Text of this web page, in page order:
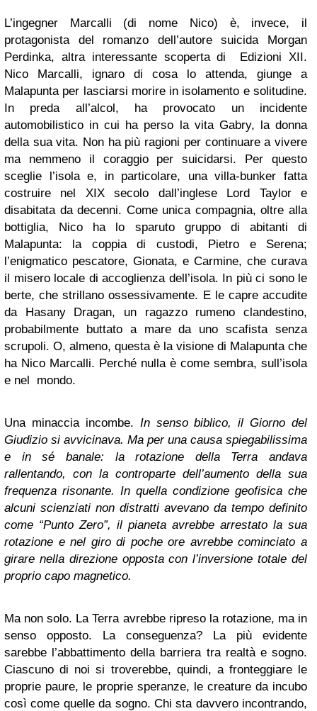
L’ingegner Marcalli (di nome Nico) è, invece, il
protagonista del romanzo dell’autore suicida Morgan
Perdinka, altra interessante scoperta di Edizioni XII.
Nico Marcalli, ignaro di cosa lo attenda, giunge a
Malapunta per lasciarsi morire in isolamento e solitudine.
In preda all’alcol, ha provocato un incidente
automobilistico in cui ha perso la vita Gabry, la donna
della sua vita. Non ha più ragioni per continuare a vivere
ma nemmeno il coraggio per suicidarsi. Per questo
sceglie l’isola e, in particolare, una villa-bunker fatta
costruire nel XIX secolo dall’inglese Lord Taylor e
disabitata da decenni. Come unica compagnia, oltre alla
bottiglia, Nico ha lo sparuto gruppo di abitanti di
Malapunta: la coppia di custodi, Pietro e Serena;
l’enigmatico pescatore, Gionata, e Carmine, che curava
il misero locale di accoglienza dell’isola. In più ci sono le
berte, che strillano ossessivamente. E le capre accudite
da Hasany Dragan, un ragazzo rumeno clandestino,
probabilmente buttato a mare da uno scafista senza
scrupoli. O, almeno, questa è la visione di Malapunta che
ha Nico Marcalli. Perché nulla è come sembra, sull’isola
e nel mondo.
Una minaccia incombe. In senso biblico, il Giorno del
Giudizio si avvicinava. Ma per una causa spiegabilissima
e in sé banale: la rotazione della Terra andava
rallentando, con la controparte dell’aumento della sua
frequenza risonante. In quella condizione geofisica che
alcuni scienziati non distratti avevano da tempo definito
come “Punto Zero”, il pianeta avrebbe arrestato la sua
rotazione e nel giro di poche ore avrebbe cominciato a
girare nella direzione opposta con l’inversione totale del
proprio capo magnetico.
Ma non solo. La Terra avrebbe ripreso la rotazione, ma in
senso opposto. La conseguenza? La più evidente
sarebbe l’abbattimento della barriera tra realtà e sogno.
Ciascuno di noi si troverebbe, quindi, a fronteggiare le
proprie paure, le proprie speranze, le creature da incubo
così come quelle da sogno. Chi sta davvero incontrando,